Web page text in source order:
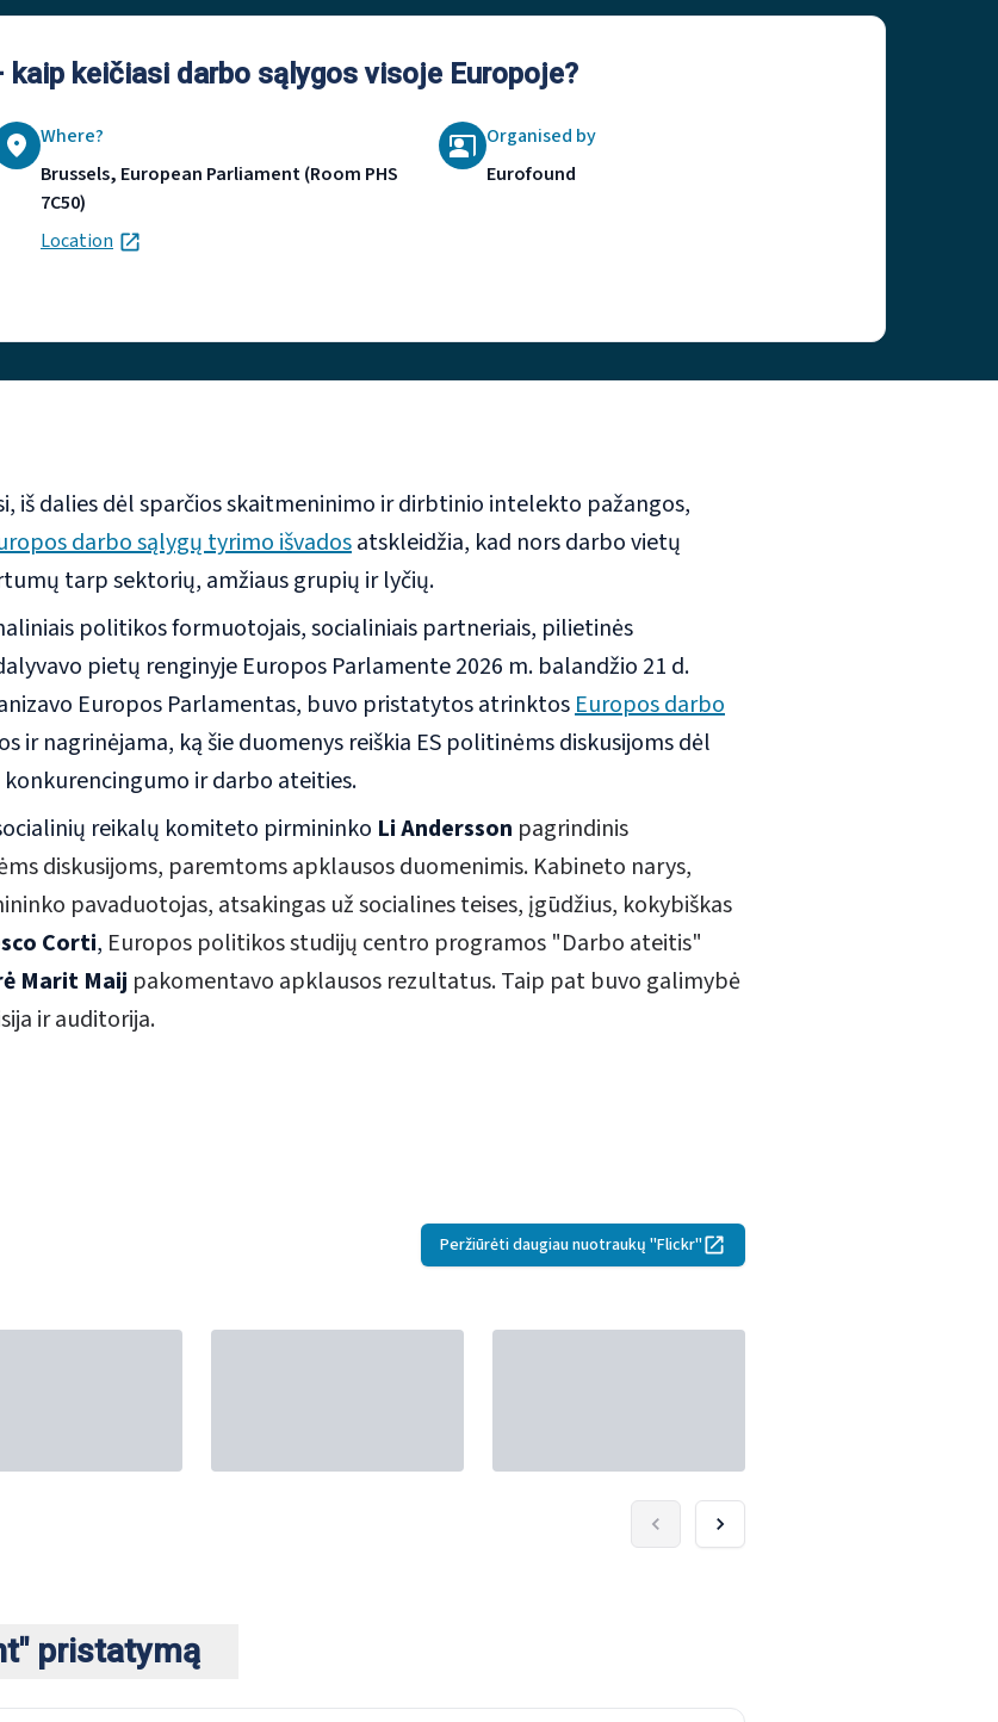
keičiasi darbo sąlygos visoje Europoje?
Where?
Brussels, European Parliament (Room PHS
7C50)
Location
Organised by
Eurofound
iš dalies dėl sparčios skaitmeninimo ir dirbtinio intelekto pažangos,
darbo sąlygų tyrimo išvadosatskleidžia, kad nors darbo vietų
tarp sektorių, amžiaus grupių ir lyčių.
politikos formuotojais, socialiniais partneriais, pilietinės
pietų renginyje Europos Parlamente 2026 m. balandžio 21 d.
Europos Parlamentas, buvo pristatytos atrinktosEuropos darbo
ir nagrinėjama, ką šie duomenys reiškia ES politinėms diskusijoms dėl
ir darbo ateities.
reikalų komiteto pirmininko Li Andersson pagrindinis
diskusijoms, paremtoms apklausos duomenimis. Kabineto narys,
pavaduotojas, atsakingas už socialines teises, įgūdžius, kokybiškas
Corti, Europos politikos studijų centro programos "Darbo ateitis"
Marit Maij pakomentavo apklausos rezultatus. Taip pat buvo galimybė
ir auditorija.
Peržiūrėti daugiau nuotraukų "Flickr"
Gerstenberger
pristatymą